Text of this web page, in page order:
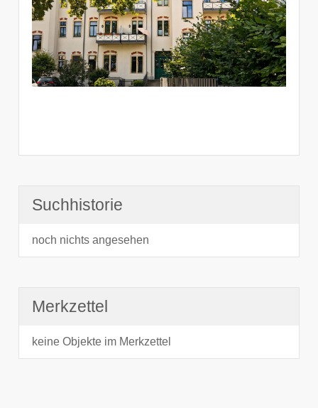
Suchhistorie
noch nichts angesehen
Merkzettel
keine Objekte im Merkzettel